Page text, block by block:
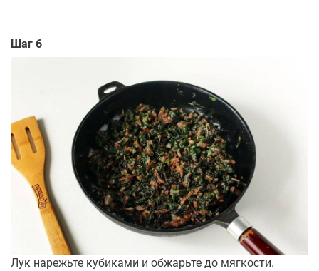
Шаг 6
Лук нарежьте кубиками и обжарьте до мягкости.